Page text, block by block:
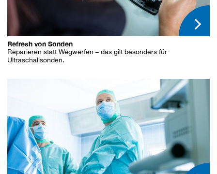
Refresh von Sonden
Reparieren statt Wegwerfen – das gilt besonders für
Ultraschallsonden.